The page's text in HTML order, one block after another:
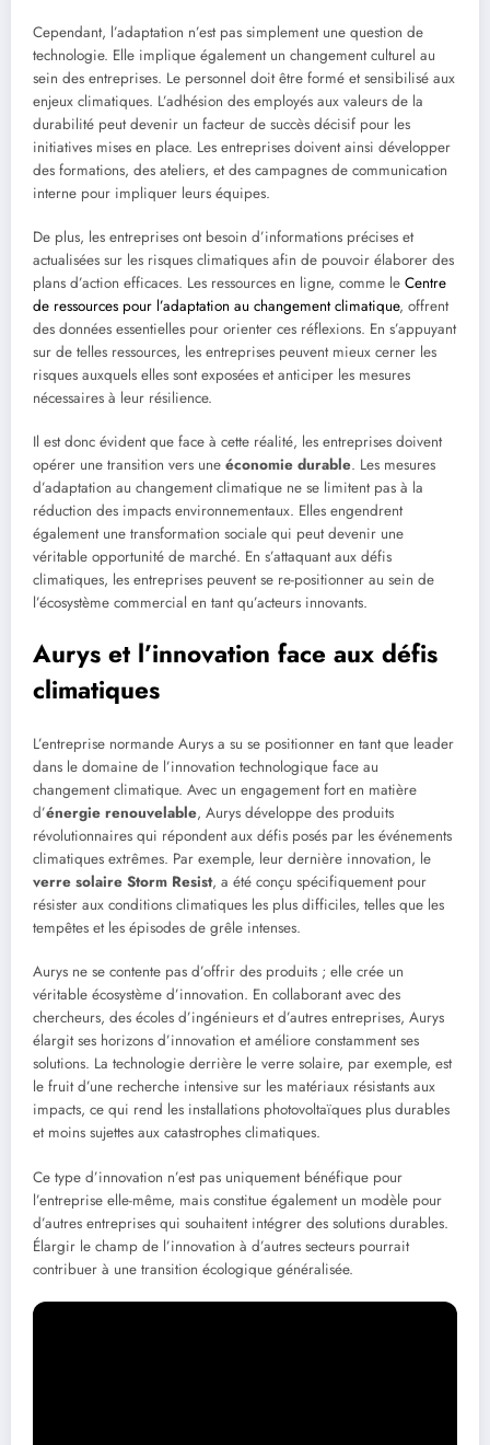
Cependant, l’adaptation n’est pas simplement une question de
technologie. Elle implique également un changement culturel au
sein des entreprises. Le personnel doit être formé et sensibilisé aux
enjeux climatiques. L’adhésion des employés aux valeurs de la
durabilité peut devenir un facteur de succès décisif pour les
initiatives mises en place. Les entreprises doivent ainsi développer
des formations, des ateliers, et des campagnes de communication
interne pour impliquer leurs équipes.
De plus, les entreprises ont besoin d’informations précises et
actualisées sur les risques climatiques afin de pouvoir élaborer des
plans d’action efficaces. Les ressources en ligne, comme le Centre
de ressources pour l’adaptation au changement climatique, offrent
des données essentielles pour orienter ces réflexions. En s’appuyant
sur de telles ressources, les entreprises peuvent mieux cerner les
risques auxquels elles sont exposées et anticiper les mesures
nécessaires à leur résilience.
Il est donc évident que face à cette réalité, les entreprises doivent
opérer une transition vers une économie durable. Les mesures
d’adaptation au changement climatique ne se limitent pas à la
réduction des impacts environnementaux. Elles engendrent
également une transformation sociale qui peut devenir une
véritable opportunité de marché. En s’attaquant aux défis
climatiques, les entreprises peuvent se re-positionner au sein de
l’écosystème commercial en tant qu’acteurs innovants.
Aurys et l’innovation face aux défis
climatiques
L’entreprise normande Aurys a su se positionner en tant que leader
dans le domaine de l’innovation technologique face au
changement climatique. Avec un engagement fort en matière
d’énergie renouvelable, Aurys développe des produits
révolutionnaires qui répondent aux défis posés par les événements
climatiques extrêmes. Par exemple, leur dernière innovation, le
verre solaire Storm Resist, a été conçu spécifiquement pour
résister aux conditions climatiques les plus difficiles, telles que les
tempêtes et les épisodes de grêle intenses.
Aurys ne se contente pas d’offrir des produits ; elle crée un
véritable écosystème d’innovation. En collaborant avec des
chercheurs, des écoles d’ingénieurs et d’autres entreprises, Aurys
élargit ses horizons d’innovation et améliore constamment ses
solutions. La technologie derrière le verre solaire, par exemple, est
le fruit d’une recherche intensive sur les matériaux résistants aux
impacts, ce qui rend les installations photovoltaïques plus durables
et moins sujettes aux catastrophes climatiques.
Ce type d’innovation n’est pas uniquement bénéfique pour
l’entreprise elle-même, mais constitue également un modèle pour
d’autres entreprises qui souhaitent intégrer des solutions durables.
Élargir le champ de l’innovation à d’autres secteurs pourrait
contribuer à une transition écologique généralisée.